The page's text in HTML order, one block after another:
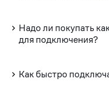
Надо ли покупать
для подключения?
Как быстро